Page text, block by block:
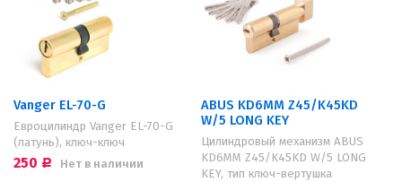
Vanger EL-70-G
Евроцилиндр Vanger EL-70-G
(латунь), ключ-ключ
250 Р Нет в наличии
ABUS KD6MM Z45/K45KD
W/5 LONG KEY
Цилиндровый механизм ABUS
KD6MM Z45/K45KD W/5 LONG
KEY, тип ключ-вертушка